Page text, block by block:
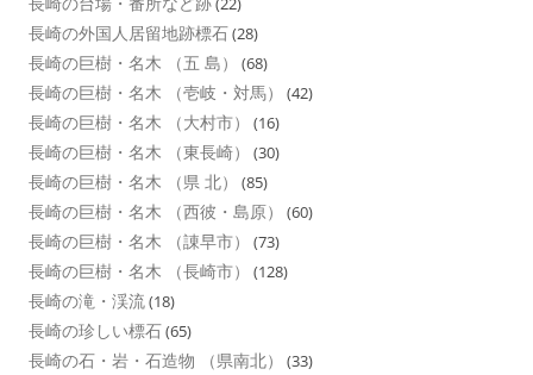
長崎の外国人居留地跡標石(28)
長崎の巨樹・名木 （五 島） (68)
長崎の巨樹・名木 （壱岐・対馬） (42)
長崎の巨樹・名木 （大村市） (16)
長崎の巨樹・名木 （東長崎） (30)
長崎の巨樹・名木 （県 北） (85)
長崎の巨樹・名木 （西彼・島原） (60)
長崎の巨樹・名木 （諌早市） (73)
長崎の巨樹・名木 （長崎市） (128)
長崎の滝・渓流(18)
長崎の珍しい標石(65)
長崎の石・岩・石造物 （県南北） (33)